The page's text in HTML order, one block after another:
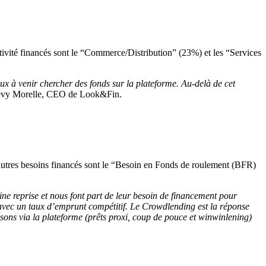
financés sont le “Commerce/Distribution” (23%) et les “Services
à venir chercher des fonds sur la plateforme. Au-delà de cet
Morelle, CEO de Look&Fin.
besoins financés sont le “Besoin en Fonds de roulement (BFR)
reprise et nous font part de leur besoin de financement pour
un taux d’emprunt compétitif. Le Crowdlending est la réponse
via la plateforme (prêts proxi, coup de pouce et winwinlening)